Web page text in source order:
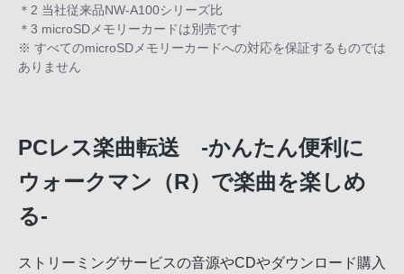
＊2 当社従来品NW-A100シリーズ比
＊3 microSDメモリーカードは別売です
※ すべてのmicroSDメモリーカードへの対応を保証するものでは
ありません
PCレス楽曲転送 -かんたん便利に
ウォークマン（R）で楽曲を楽しめ
る-
ストリーミングサービスの音源やCDやダウンロード購入